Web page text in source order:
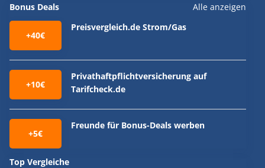
Bonus Deals Alle anzeigen
+40€
Preisvergleich.de Strom/Gas
+10€
Privathaftpflichtversicherung auf
Tarifcheck.de
+5€
Freunde für Bonus-Deals werben
Top Vergleiche